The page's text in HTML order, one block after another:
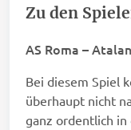
Zu den
AS Roma –
Bei diesem Spiel
überhaupt nicht
ganz ordentlich in